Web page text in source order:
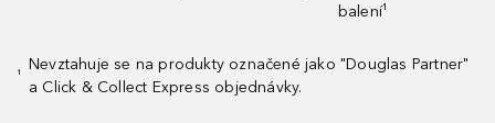
balení¹
¹
Nevztahuje se na produkty označené jako "Douglas Partner"
a Click & Collect Express objednávky.